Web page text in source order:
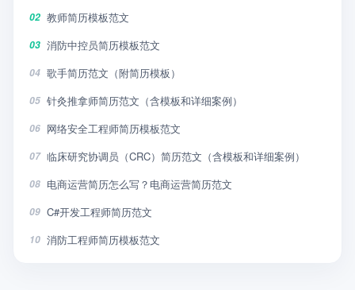
02 教师简历模板范文
03 消防中控员简历模板范文
04 歌手简历范文（附简历模板）
05 针灸推拿师简历范文（含模板和详细案例）
06 网络安全工程师简历模板范文
07 临床研究协调员（CRC）简历范文（含模板和详细案例）
08 电商运营简历怎么写？电商运营简历范文
09 C#开发工程师简历范文
10 消防工程师简历模板范文